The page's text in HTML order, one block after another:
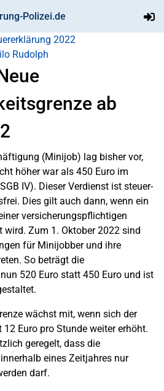
Polizei.de
2022
Rudolph
ab
(Minijob) lag bisher vor,
höher war als 450 Euro im
IV). Dieser Verdienst ist steuer-
Dies gilt auch dann, wenn ein
versicherungspflichtigen
Zum 1. Oktober 2022 sind
für Minijobber und ihre
So beträgt die
520 Euro statt 450 Euro und ist
wächst mit, wenn sich der
Euro pro Stunde weiter erhöht.
geregelt, dass die
eines Zeitjahres nur
darf.